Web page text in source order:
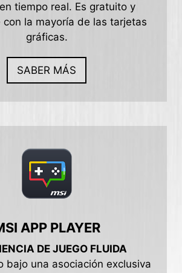
tiempo real. Es gratuito y
con la mayoría de las tarjetas
gráficas.
SABER MÁS
APP PLAYER
DE JUEGO FLUIDA
bajo una asociación exclusiva